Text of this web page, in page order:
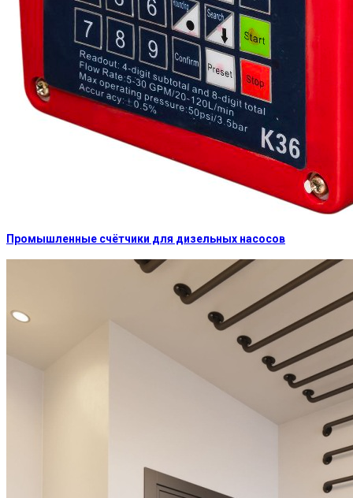
Промышленные счётчики для дизельных насосов